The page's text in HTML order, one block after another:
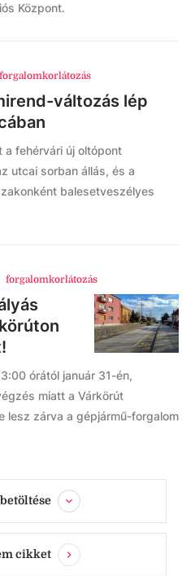
Központ.
forgalomkorlátozás
változás lép
a fehérvári új oltópont
utcai sorban állás, és a
balesetveszélyes
forgalomkorlátozás
órától január 31-én,
miatt a Várkörút
lesz zárva a gépjármű-forgalom
cikket